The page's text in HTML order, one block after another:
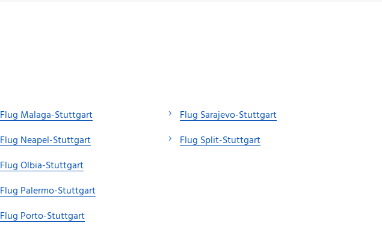
Flug Malaga-Stuttgart
Flug Neapel-Stuttgart
Flug Olbia-Stuttgart
Flug Palermo-Stuttgart
Flug Porto-Stuttgart
Flug Sarajevo-Stuttgart
Flug Split-Stuttgart